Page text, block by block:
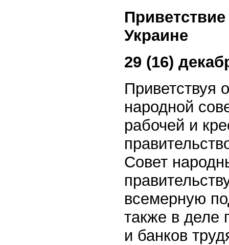
Украине
29 (16)
Приветствуя
народной
рабочей и
Совет
всемерную
также в деле
и банков